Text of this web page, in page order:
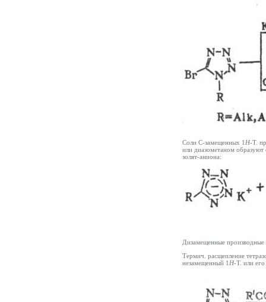
Соли С-замещенных 1 H-Т.
или диазометаном
золят-аниона:
Дизамещенные
Термич. расщепление
незамещенный 1 H-Т. или